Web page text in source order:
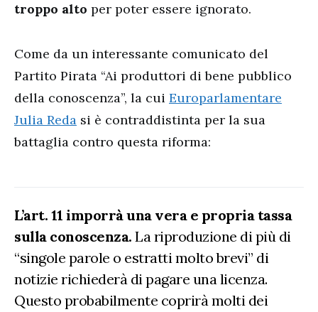
troppo alto per poter essere ignorato.
Come da un interessante comunicato del
Partito Pirata “Ai produttori di bene pubblico
della conoscenza”, la cui Europarlamentare
Julia Reda si è contraddistinta per la sua
battaglia contro questa riforma:
L’art. 11 imporrà una vera e propria tassa
sulla conoscenza. La riproduzione di più di
“singole parole o estratti molto brevi” di
notizie richiederà di pagare una licenza.
Questo probabilmente coprirà molti dei